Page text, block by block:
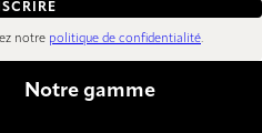
notre politique de confidentialité.
Notre gamme